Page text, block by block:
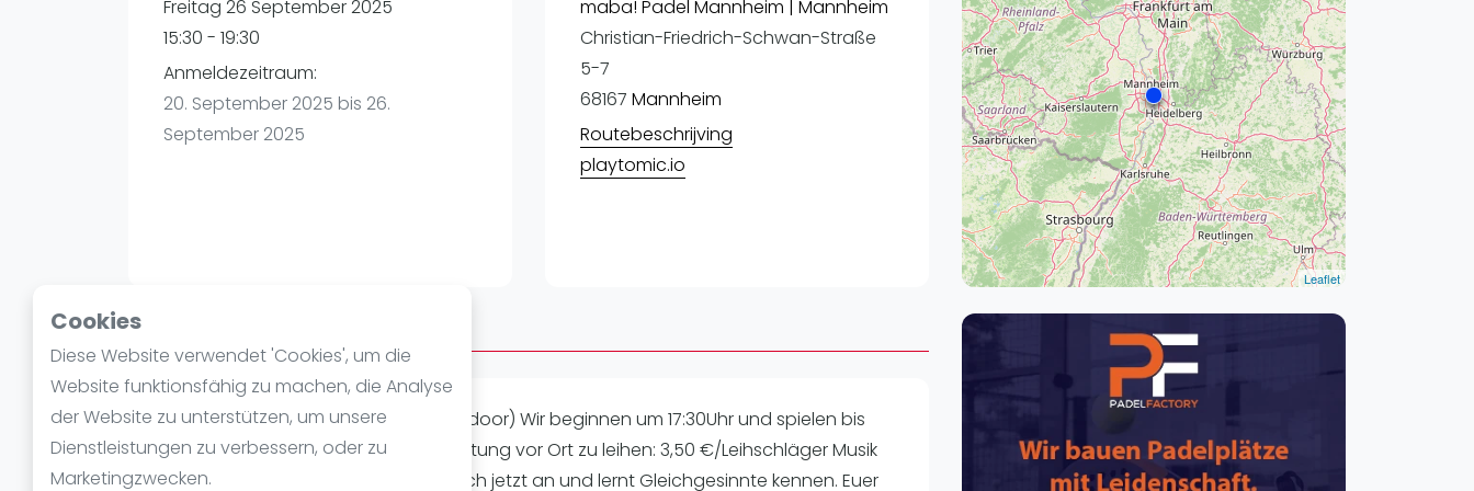
Cookies
Diese Website verwendet 'Cookies', um die
Website funktionsfähig zu machen, die Analyse
der Website zu unterstützen, um unsere
Dienstleistungen zu verbessern, oder zu
Marketingzwecken.
Verschiedenes
Leipzig
Dortmund
Essen
Freitag 26 September 2025
15:30 - 19:30
Anmeldezeitraum:
20. September 2025 bis 26.
September 2025
maba! Padel Mannheim | Mannheim
Christian-Friedrich-Schwan-Straße
5-7
68167 Mannheim
Routebeschrijving
playtomic.io
Leaflet
Über AFTERWORK FREITAG
AFTER WORK PADEL (Indoor oder Outdoor) Wir beginnen um 17:30Uhr und spielen bis
21:30Uhr. Spielstärke: Alle Level Ausrüstung vor Ort zu leihen: 3,50 €/Leihschläger Musik
und ganz viel Padelspaß! Meldet Euch jetzt an und lernt Gleichgesinnte kennen. Euer